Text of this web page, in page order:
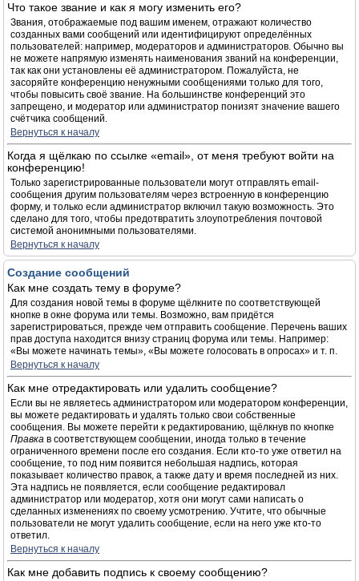
Что такое звание и как я могу изменить его?
Звания, отображаемые под вашим именем, отражают количество
созданных вами сообщений или идентифицируют определённых
пользователей: например, модераторов и администраторов. Обычно вы
не можете напрямую изменять наименования званий на конференции,
так как они установлены её администратором. Пожалуйста, не
засоряйте конференцию ненужными сообщениями только для того,
чтобы повысить своё звание. На большинстве конференций это
запрещено, и модератор или администратор понизят значение вашего
счётчика сообщений.
Вернуться к началу
Когда я щёлкаю по ссылке «email», от меня требуют войти на
конференцию!
Только зарегистрированные пользователи могут отправлять email-
сообщения другим пользователям через встроенную в конференцию
форму, и только если администратор включил такую возможность. Это
сделано для того, чтобы предотвратить злоупотребления почтовой
системой анонимными пользователями.
Вернуться к началу
Создание сообщений
Как мне создать тему в форуме?
Для создания новой темы в форуме щёлкните по соответствующей
кнопке в окне форума или темы. Возможно, вам придётся
зарегистрироваться, прежде чем отправить сообщение. Перечень ваших
прав доступа находится внизу страниц форума или темы. Например:
«Вы можете начинать темы», «Вы можете голосовать в опросах» и т. п.
Вернуться к началу
Как мне отредактировать или удалить сообщение?
Если вы не являетесь администратором или модератором конференции,
вы можете редактировать и удалять только свои собственные
сообщения. Вы можете перейти к редактированию, щёлкнув по кнопке
Правка в соответствующем сообщении, иногда только в течение
ограниченного времени после его создания. Если кто-то уже ответил на
сообщение, то под ним появится небольшая надпись, которая
показывает количество правок, а также дату и время последней из них.
Эта надпись не появляется, если сообщение редактировал
администратор или модератор, хотя они могут сами написать о
сделанных изменениях по своему усмотрению. Учтите, что обычные
пользователи не могут удалить сообщение, если на него уже кто-то
ответил.
Вернуться к началу
Как мне добавить подпись к своему сообщению?